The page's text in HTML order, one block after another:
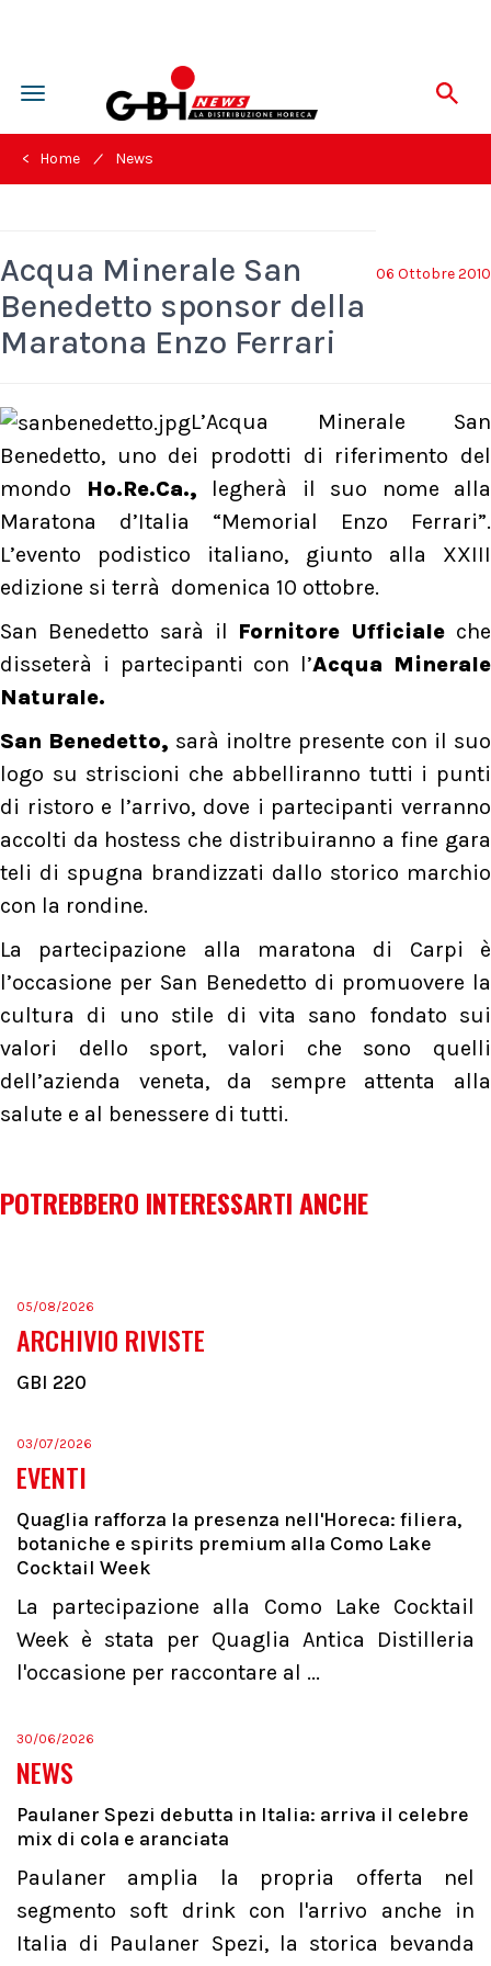
Toggle
navigation
< Home / News
06 Ottobre 2010
Acqua Minerale San
Benedetto sponsor della
Maratona Enzo Ferrari
L’Acqua Minerale San
Benedetto, uno dei prodotti di riferimento del
mondo
Ho.Re.Ca., legherà il suo nome alla
Maratona d’Italia “Memorial Enzo Ferrari”.
L’evento podistico italiano, giunto alla XXIII
edizione si terrà domenica 10 ottobre.
San Benedetto sarà il Fornitore Ufficiale che
disseterà i partecipanti con l’Acqua Minerale
Naturale.
San Benedetto, sarà inoltre presente con il suo
logo su striscioni che abbelliranno tutti i punti
di ristoro e l’arrivo, dove i partecipanti verranno
accolti da hostess che distribuiranno a fine gara
teli di spugna brandizzati dallo storico marchio
con la rondine.
La partecipazione alla maratona di Carpi è
l’occasione per San Benedetto di promuovere la
cultura di uno stile di vita sano fondato sui
valori dello sport, valori che sono quelli
dell’azienda veneta, da sempre attenta alla
salute e al benessere di tutti.
POTREBBERO INTERESSARTI ANCHE
05/08/2026
ARCHIVIO RIVISTE
GBI 220
03/07/2026
EVENTI
Quaglia rafforza la presenza nell'Horeca: filiera,
botaniche e spirits premium alla Como Lake
Cocktail Week
La partecipazione alla Como Lake Cocktail
Week è stata per Quaglia Antica Distilleria
l'occasione per raccontare al ...
30/06/2026
NEWS
Paulaner Spezi debutta in Italia: arriva il celebre
mix di cola e aranciata
Paulaner amplia la propria offerta nel
segmento soft drink con l'arrivo anche in
Italia di Paulaner Spezi, la storica bevanda